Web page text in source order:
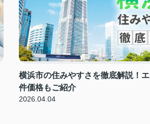
横浜市の住みやすさを徹底解説！
件価格もご紹介
2026.04.04